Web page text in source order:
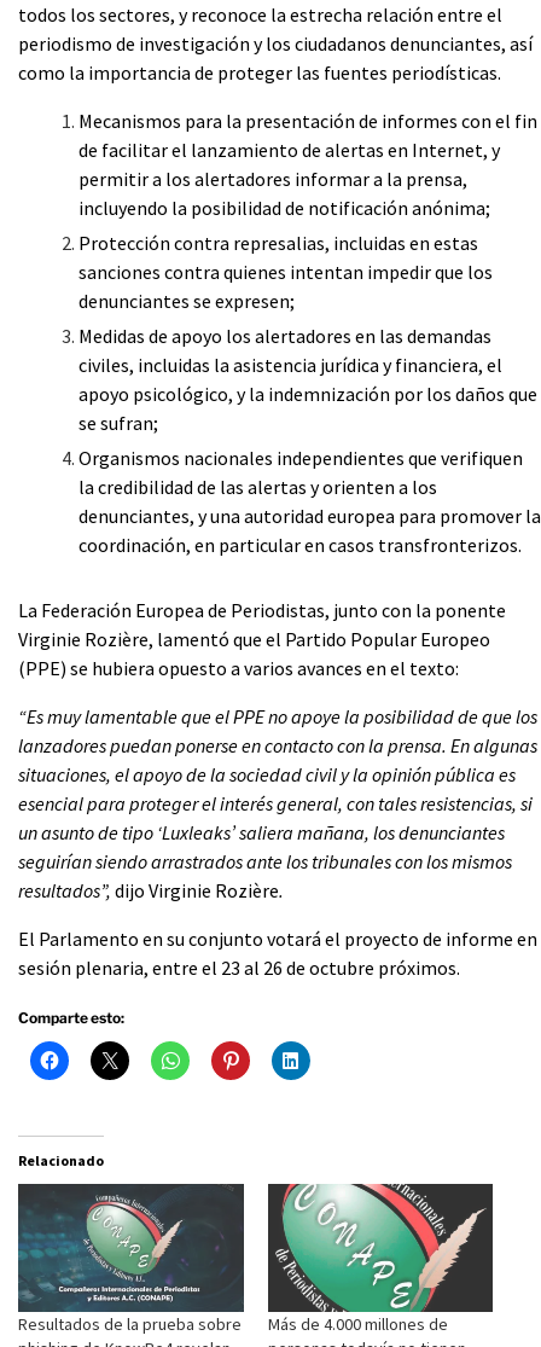
todos los sectores, y reconoce la estrecha relación entre el
periodismo de investigación y los ciudadanos denunciantes, así
como la importancia de proteger las fuentes periodísticas.
Mecanismos para la presentación de informes con el fin
de facilitar el lanzamiento de alertas en Internet, y
permitir a los alertadores informar a la prensa,
incluyendo la posibilidad de notificación anónima;
Protección contra represalias, incluidas en estas
sanciones contra quienes intentan impedir que los
denunciantes se expresen;
Medidas de apoyo los alertadores en las demandas
civiles, incluidas la asistencia jurídica y financiera, el
apoyo psicológico, y la indemnización por los daños que
se sufran;
Organismos nacionales independientes que verifiquen
la credibilidad de las alertas y orienten a los
denunciantes, y una autoridad europea para promover la
coordinación, en particular en casos transfronterizos.
La Federación Europea de Periodistas, junto con la ponente
Virginie Rozière, lamentó que el Partido Popular Europeo
(PPE) se hubiera opuesto a varios avances en el texto:
“Es muy lamentable que el PPE no apoye la posibilidad de que los
lanzadores puedan ponerse en contacto con la prensa. En algunas
situaciones, el apoyo de la sociedad civil y la opinión pública es
esencial para proteger el interés general, con tales resistencias, si
un asunto de tipo ‘Luxleaks’ saliera mañana, los denunciantes
seguirían siendo arrastrados ante los tribunales con los mismos
resultados”, dijo Virginie Rozière.
El Parlamento en su conjunto votará el proyecto de informe en
sesión plenaria, entre el 23 al 26 de octubre próximos.
Comparte esto:
Relacionado
Resultados de la prueba sobre
Más de 4.000 millones de